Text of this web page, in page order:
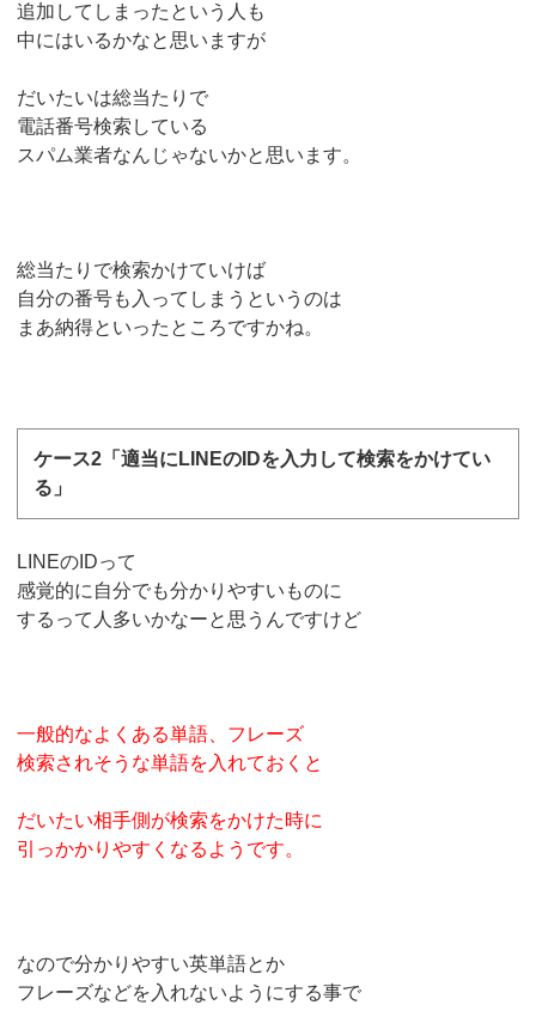
追加してしまったという人も
中にはいるかなと思いますが
だいたいは総当たりで
電話番号検索している
スパム業者なんじゃないかと思います。
総当たりで検索かけていけば
自分の番号も入ってしまうというのは
まあ納得といったところですかね。
ケース2「適当にLINEのIDを入力して検索をかけてい
る」
LINEのIDって
感覚的に自分でも分かりやすいものに
するって人多いかなーと思うんですけど
一般的なよくある単語、フレーズ
検索されそうな単語を入れておくと
だいたい相手側が検索をかけた時に
引っかかりやすくなるようです。
なので分かりやすい英単語とか
フレーズなどを入れないようにする事で